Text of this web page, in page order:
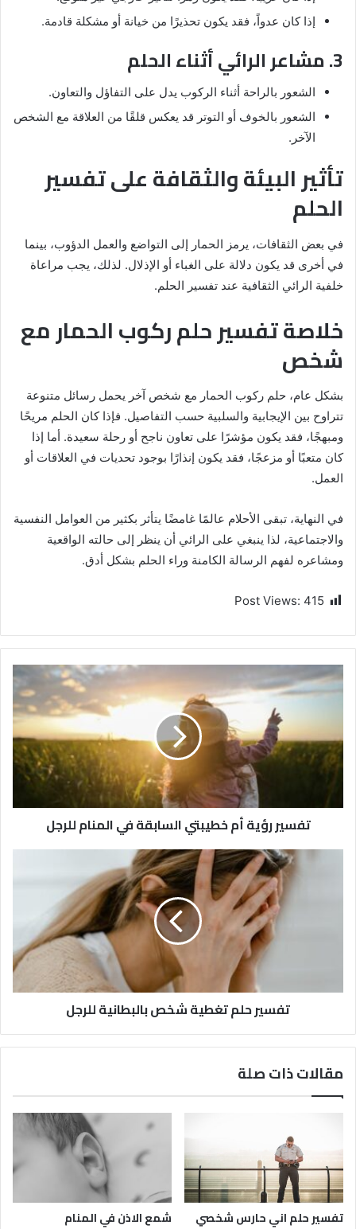
إذا كان عدواً، فقد يكون تحذيرًا من خيانة أو مشكلة قادمة.
3. مشاعر الرائي أثناء الحلم
الشعور بالراحة أثناء الركوب يدل على التفاؤل والتعاون.
الشعور بالخوف أو التوتر قد يعكس قلقًا من العلاقة مع الشخص
الآخر.
تأثير البيئة والثقافة على تفسير
الحلم
في بعض الثقافات، يرمز الحمار إلى التواضع والعمل الدؤوب، بينما
في أخرى قد يكون دلالة على الغباء أو الإذلال. لذلك، يجب مراعاة
خلفية الرائي الثقافية عند تفسير الحلم.
خلاصة تفسير حلم ركوب الحمار مع
شخص
بشكل عام، حلم ركوب الحمار مع شخص آخر يحمل رسائل متنوعة
تتراوح بين الإيجابية والسلبية حسب التفاصيل. فإذا كان الحلم مريحًا
ومبهجًا، فقد يكون مؤشرًا على تعاون ناجح أو رحلة سعيدة. أما إذا
كان متعبًا أو مزعجًا، فقد يكون إنذارًا بوجود تحديات في العلاقات أو
العمل.
في النهاية، تبقى الأحلام عالمًا غامضًا يتأثر بكثير من العوامل النفسية
والاجتماعية، لذا ينبغي على الرائي أن ينظر إلى حالته الواقعية
ومشاعره لفهم الرسالة الكامنة وراء الحلم بشكل أدق.
Post Views: 415
تفسير رؤية أم خطيبتي السابقة في المنام للرجل
تفسير حلم تغطية شخص بالبطانية للرجل
مقالات ذات صلة
تفسير حلم اني حارس شخصي شمع الاذن في المنام